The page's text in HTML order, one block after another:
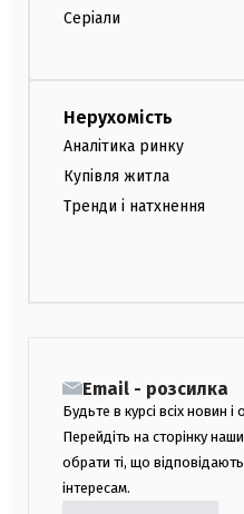
Серіали
Нерухомість
Аналітика ринку
Купівля житла
Тренди і натхнення
Email - розсилка
Будьте в курсі всіх новин і
Перейдіть на сторінку
обрати ті, що
інтересам.